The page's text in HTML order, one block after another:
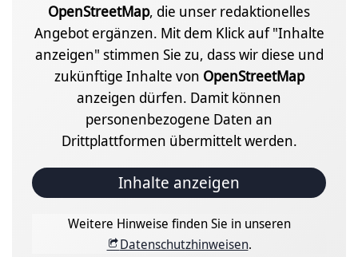
OpenStreetMap, die unser redaktionelles
Angebot ergänzen. Mit dem Klick auf "Inhalte
anzeigen" stimmen Sie zu, dass wir diese und
zukünftige Inhalte von OpenStreetMap
anzeigen dürfen. Damit können
personenbezogene Daten an
Drittplattformen übermittelt werden.
Inhalte anzeigen
Weitere Hinweise finden Sie in unseren
Datenschutzhinweisen.